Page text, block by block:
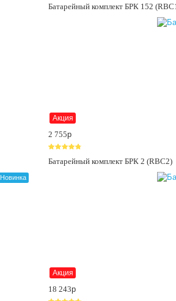
Батарейный комплект БРК 152
Акция
2 755p
Батарейный комплект БРК 2 (RBC2)
Новинка
Акция
18 243p